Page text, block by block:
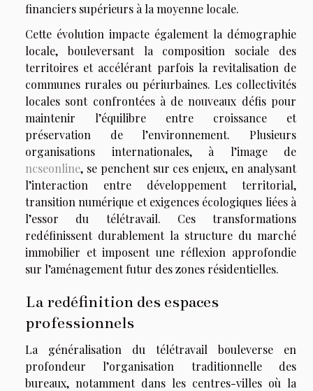
financiers supérieurs à la moyenne locale.
Cette évolution impacte également la démographie
locale, bouleversant la composition sociale des
territoires et accélérant parfois la revitalisation de
communes rurales ou périurbaines. Les collectivités
locales sont confrontées à de nouveaux défis pour
maintenir l’équilibre entre croissance et
préservation de l’environnement. Plusieurs
organisations internationales, à l’image de
ncseonline, se penchent sur ces enjeux, en analysant
l’interaction entre développement territorial,
transition numérique et exigences écologiques liées à
l’essor du télétravail. Ces transformations
redéfinissent durablement la structure du marché
immobilier et imposent une réflexion approfondie
sur l’aménagement futur des zones résidentielles.
La redéfinition des espaces
professionnels
La généralisation du télétravail bouleverse en
profondeur l’organisation traditionnelle des
bureaux, notamment dans les centres-villes où la